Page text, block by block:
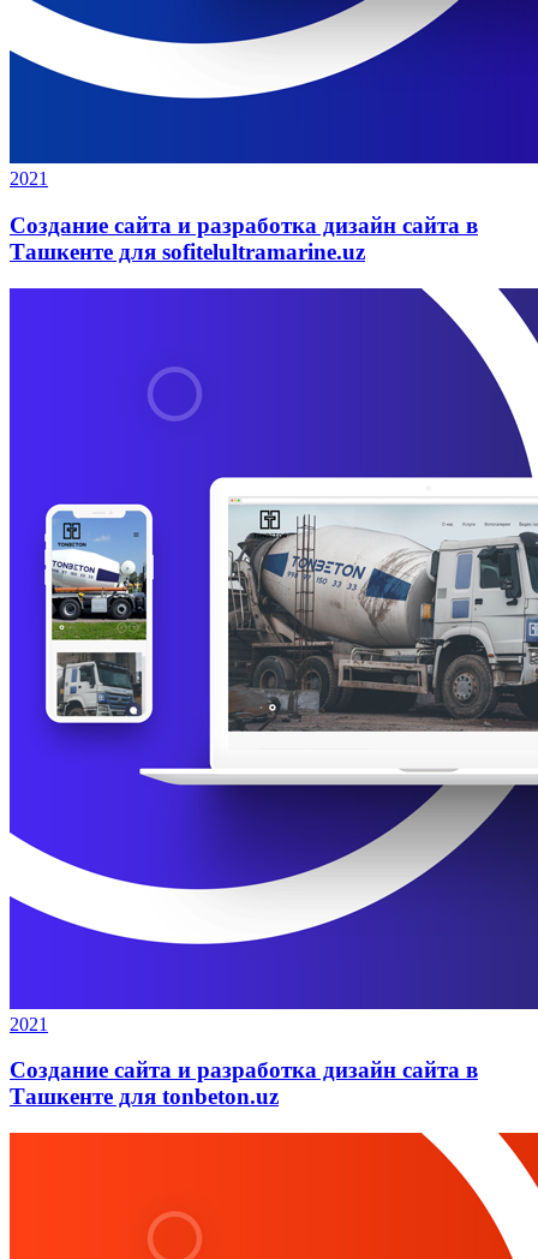
2021
Создание сайта и разработка дизайн сайта в
Ташкенте для sofitelultramarine.uz
2021
Создание сайта и разработка дизайн сайта в
Ташкенте для tonbeton.uz